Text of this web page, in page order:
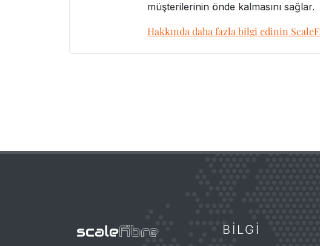
müşterilerinin önde kalmasını sağlar.
Hakkında daha fazla bilgi edinin
BILGI